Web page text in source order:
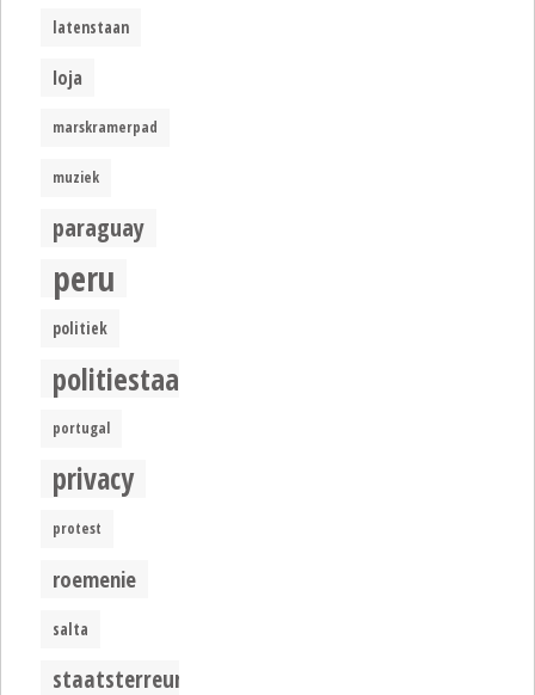
latenstaan
loja
marskramerpad
muziek
paraguay
peru
politiek
politiestaat
portugal
privacy
protest
roemenie
salta
staatsterreur